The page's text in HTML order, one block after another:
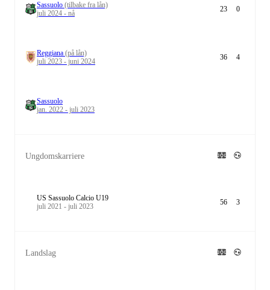
Sassuolo (tilbake fra lån)
juli 2024 - nå
23 0
Reggiana (på lån)
juli 2023 - juni 2024
36 4
Sassuolo
jan. 2022 - juli 2023
Ungdomskarriere
US Sassuolo Calcio U19
juli 2021 - juli 2023
56 3
Landslag